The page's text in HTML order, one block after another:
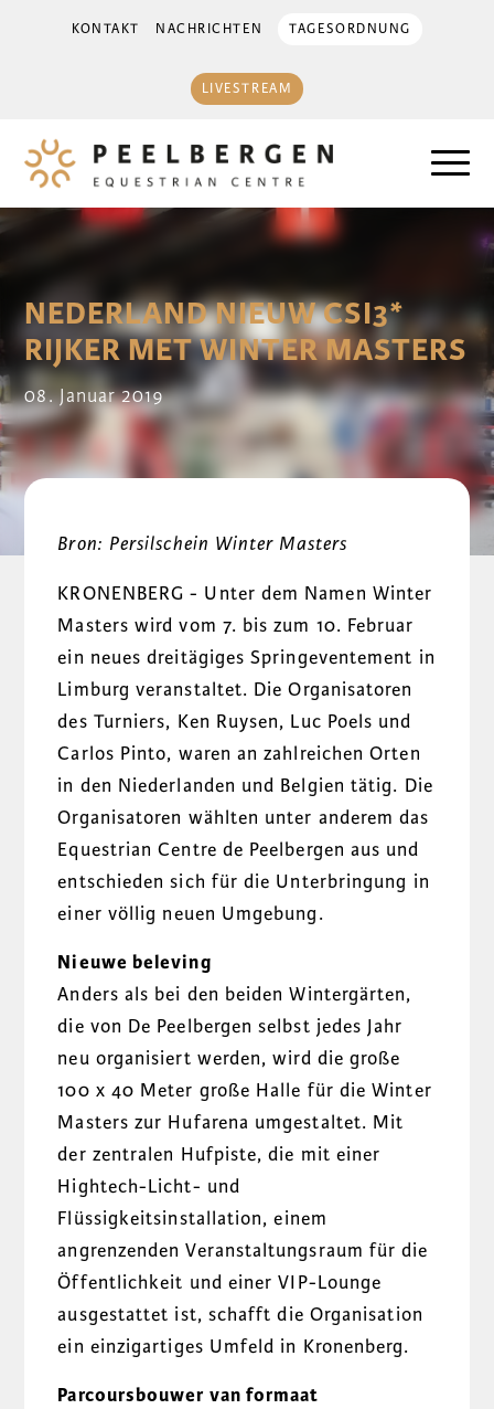
KONTAKT NACHRICHTEN TAGESORDNUNG
LIVESTREAM
NEDERLAND NIEUW CSI3*
RIJKER MET WINTER MASTERS
08. Januar 2019
Bron: Persilschein Winter Masters
KRONENBERG - Unter dem Namen Winter
Masters wird vom 7. bis zum 10. Februar
ein neues dreitägiges Springeventement in
Limburg veranstaltet. Die Organisatoren
des Turniers, Ken Ruysen, Luc Poels und
Carlos Pinto, waren an zahlreichen Orten
in den Niederlanden und Belgien tätig. Die
Organisatoren wählten unter anderem das
Equestrian Centre de Peelbergen aus und
entschieden sich für die Unterbringung in
einer völlig neuen Umgebung.
Nieuwe beleving
Anders als bei den beiden Wintergärten,
die von De Peelbergen selbst jedes Jahr
neu organisiert werden, wird die große
100 x 40 Meter große Halle für die Winter
Masters zur Hufarena umgestaltet. Mit
der zentralen Hufpiste, die mit einer
Hightech-Licht- und
Flüssigkeitsinstallation, einem
angrenzenden Veranstaltungsraum für die
Öffentlichkeit und einer VIP-Lounge
ausgestattet ist, schafft die Organisation
ein einzigartiges Umfeld in Kronenberg.
Parcoursbouwer van formaat